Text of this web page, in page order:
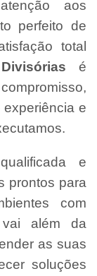
aos
perfeito de
total
é
e
e
prontos para
com
vai além da
as suas
soluções